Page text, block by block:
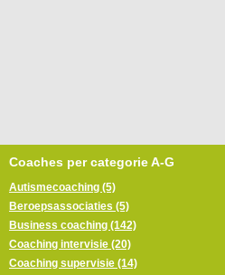
Coaches per categorie A-G
Autismecoaching (5)
Beroepsassociaties (5)
Business coaching (142)
Coaching intervisie (20)
Coaching supervisie (14)